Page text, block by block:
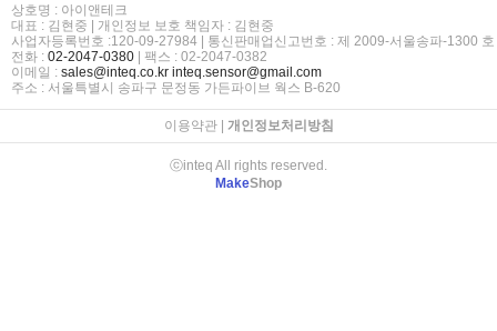
상호명 : 아이앤테크
대표 : 김현중 | 개인정보 보호 책임자 : 김현중
사업자등록번호 :120-09-27984 | 통신판매업신고번호 : 제 2009-서울송파-1300 호
전화 : 02-2047-0380 | 팩스 : 02-2047-0382
이메일 : sales@inteq.co.kr inteq.sensor@gmail.com
주소 : 서울특별시 송파구 문정동 가든파이브 웍스 B-620
이용약관| 개인정보처리방침
ⓒinteq All rights reserved.
MakeShop